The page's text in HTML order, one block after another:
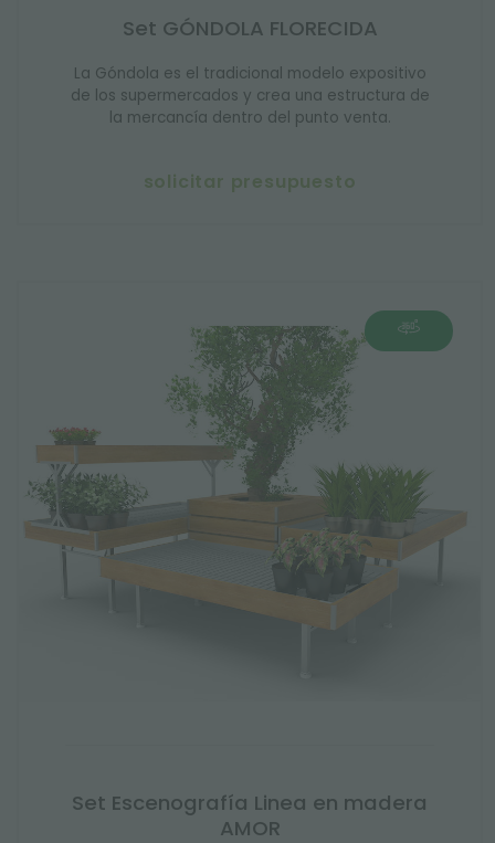
Set GÓNDOLA FLORECIDA
La Góndola es el tradicional modelo expositivo
de los supermercados y crea una estructura de
la mercancía dentro del punto venta.
solicitar presupuesto
Set Escenografía Linea en madera
AMOR